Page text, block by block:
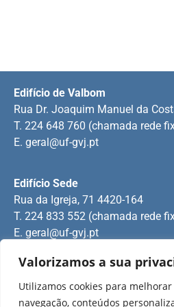
Valorizamos a sua
Utilizamos cookies para
navegação, conteúdos
Rua Manuel Pinto Martins
Edifício Sede
Rua da Igreja, 71 4420-164
T. 224 833 552 (chamada rede
E. geral@uf-gvj.pt
Edifício de Valbom
Rua Dr. Joaquim Manuel da
T. 224 648 760 (chamada rede
E. geral@uf-gvj.pt